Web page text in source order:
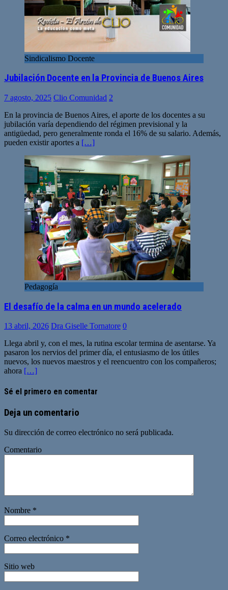
Sindicalismo Docente
Jubilación Docente en la Provincia de Buenos Aires
7 agosto, 2025 Clio Comunidad 2
En la provincia de Buenos Aires, el aporte de los docentes a su
jubilación varía dependiendo del régimen previsional y la
antigüedad, pero generalmente ronda el 16% de su salario. Además,
pueden existir aportes a […]
Pedagogía
El desafío de la calma en un mundo acelerado
13 abril, 2026 Dra Giselle Tornatore 0
Llega abril y, con el mes, la rutina escolar termina de asentarse. Ya
pasaron los nervios del primer día, el entusiasmo de los útiles
nuevos, los nuevos maestros y el reencuentro con los compañeros;
ahora […]
Sé el primero en comentar
Deja un comentario
Su dirección de correo electrónico no será publicada.
Comentario
Nombre *
Correo electrónico *
Sitio web